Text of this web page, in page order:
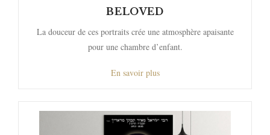
BELOVED
La douceur de ces portraits crée une atmosphère apaisante
pour une chambre d’enfant.
En savoir plus